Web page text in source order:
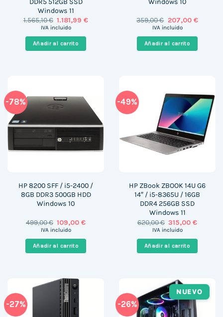
Windows 11
1.565,10€ El
precio
era:
1.565,10 €.
1.181,99€El
IVA incluido
Añadir al carrito
359,00€ El
precio
era:
359,00 €.
207,00 €El
es:
207,00
IVA incluido
Añadir al carrito
-78%
HP 8200 SFF / i5-2400 /
8GB DDR3 500GB HDD
Windows 10
499,00€ El
precio
era:
499,00 €.
109,00€El
es:
109,00 €.
IVA incluido
Añadir al carrito
-49%
HP ZBook ZBOOK 14U G6
14″ / i5-8365U / 16GB
DDR4 256GB SSD
Windows 11
620,00€ El
precio
era:
620,00 €.
315,00€El
es:
315,00
IVA incluido
Añadir al carrito
-27% -26%
NUEVO